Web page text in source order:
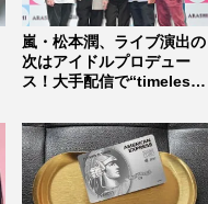
嵐・松本潤、ライブ演出の
次はアイドルプロデュー
ス！大手配信で“timelesz